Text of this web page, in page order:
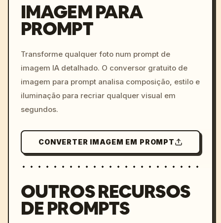
colors, 8k --v 6.0
IMAGEM PARA
PROMPT
Transforme qualquer foto num prompt de
imagem IA detalhado. O conversor gratuito de
imagem para prompt analisa composição, estilo e
iluminação para recriar qualquer visual em
segundos.
CONVERTER IMAGEM EM PROMPT
OUTROS RECURSOS
DE PROMPTS